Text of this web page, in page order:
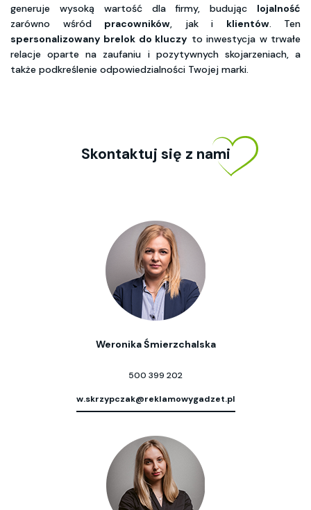
generuje wysoką wartość dla firmy, budując lojalność
zarówno wśród pracowników, jak i klientów. Ten
spersonalizowany brelok do kluczy to inwestycja w trwałe
relacje oparte na zaufaniu i pozytywnych skojarzeniach, a
także podkreślenie odpowiedzialności Twojej marki.
Skontaktuj się z nami
Weronika Śmierzchalska
500 399 202
w.skrzypczak@reklamowygadzet.pl